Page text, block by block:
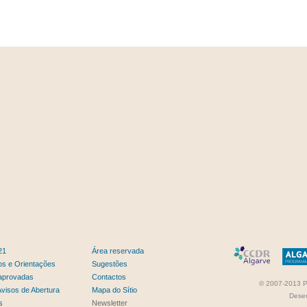
e Orientações
de Abertura
Área reservada
Sugestões
Contactos
Mapa do Sítio
Newsletter
© 2007-2013